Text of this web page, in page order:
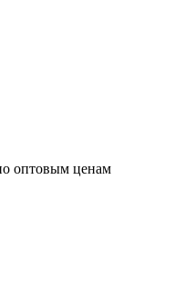
оптовым ценам